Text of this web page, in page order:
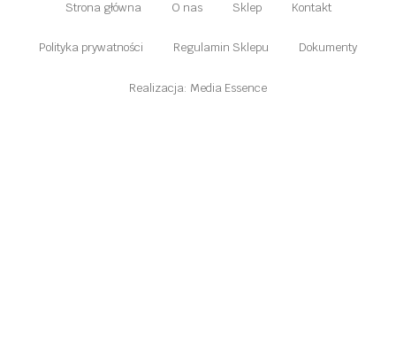
Strona główna O nas Sklep Kontakt
Polityka prywatności Regulamin Sklepu Dokumenty
Realizacja: Media Essence